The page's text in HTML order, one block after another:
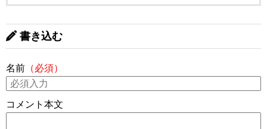
書き込む
名前 （必須）
コメント本文